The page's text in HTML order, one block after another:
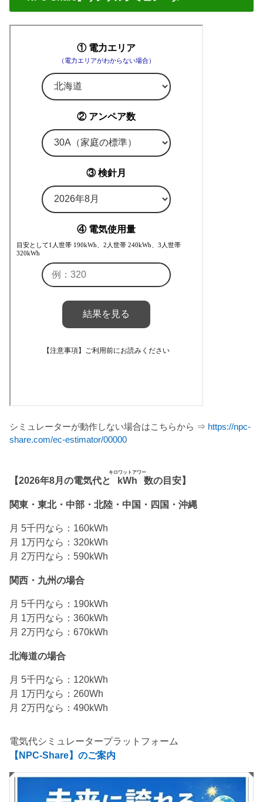
シミュレーターが動作しない場合はこちらから ⇒ https://npc-
share.com/ec-estimator/00000
【2026年8月の電気代と kWh
キロワットアワー
数の目安】
関東・東北・中部・北陸・中国・四国・沖縄
月 5千円なら：160kWh
月 1万円なら：320kWh
月 2万円なら：590kWh
関西・九州の場合
月 5千円なら：190kWh
月 1万円なら：360kWh
月 2万円なら：670kWh
北海道の場合
月 5千円なら：120kWh
月 1万円なら：260Wh
月 2万円なら：490kWh
電気代シミュレータープラットフォーム
【NPC-Share】のご案内